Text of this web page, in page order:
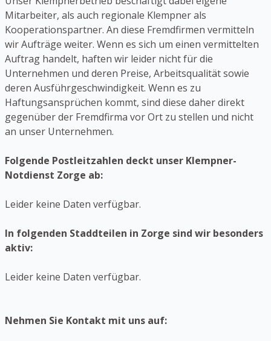
Mitarbeiter, als auch regionale Klempner als
Kooperationspartner. An diese Fremdfirmen vermitteln
wir Aufträge weiter. Wenn es sich um einen vermittelten
Auftrag handelt, haften wir leider nicht für die
Unternehmen und deren Preise, Arbeitsqualität sowie
deren Ausführgeschwindigkeit. Wenn es zu
Haftungsansprüchen kommt, sind diese daher direkt
gegenüber der Fremdfirma vor Ort zu stellen und nicht
an unser Unternehmen.
Folgende Postleitzahlen deckt unser Klempner-
Notdienst Zorge ab:
Leider keine Daten verfügbar.
In folgenden Staddteilen in Zorge sind wir besonders
aktiv:
Leider keine Daten verfügbar.
Nehmen Sie Kontakt mit uns auf: